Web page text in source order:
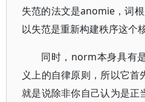
失范的法文是anomie，词
以失范是重新构建秩序这个
同时，norm本身具有
义上的自律原则，所以它
就是说除非你自己认为是正